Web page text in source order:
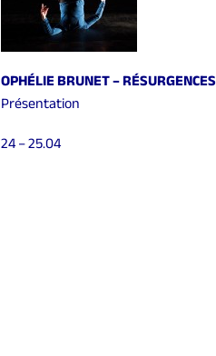
OPHÉLIE BRUNET – RÉSURGENCES
Présentation
24 – 25.04